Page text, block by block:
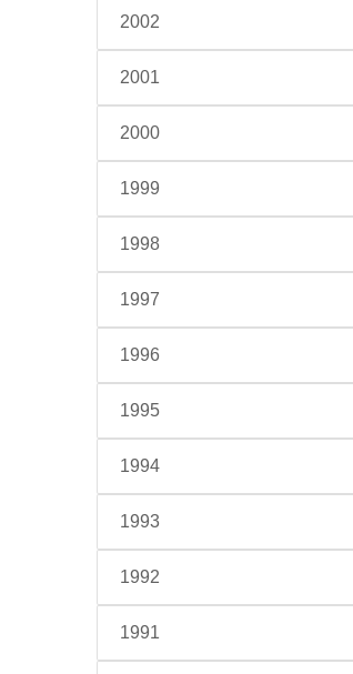
2002
2001
2000
1999
1998
1997
1996
1995
1994
1993
1992
1991